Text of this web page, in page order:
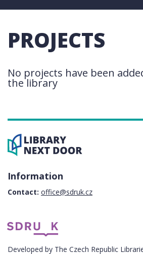
PROJECTS
No projects have been
the library
Information
Contact: office@sdruk.cz
Developed by The Czech Republic